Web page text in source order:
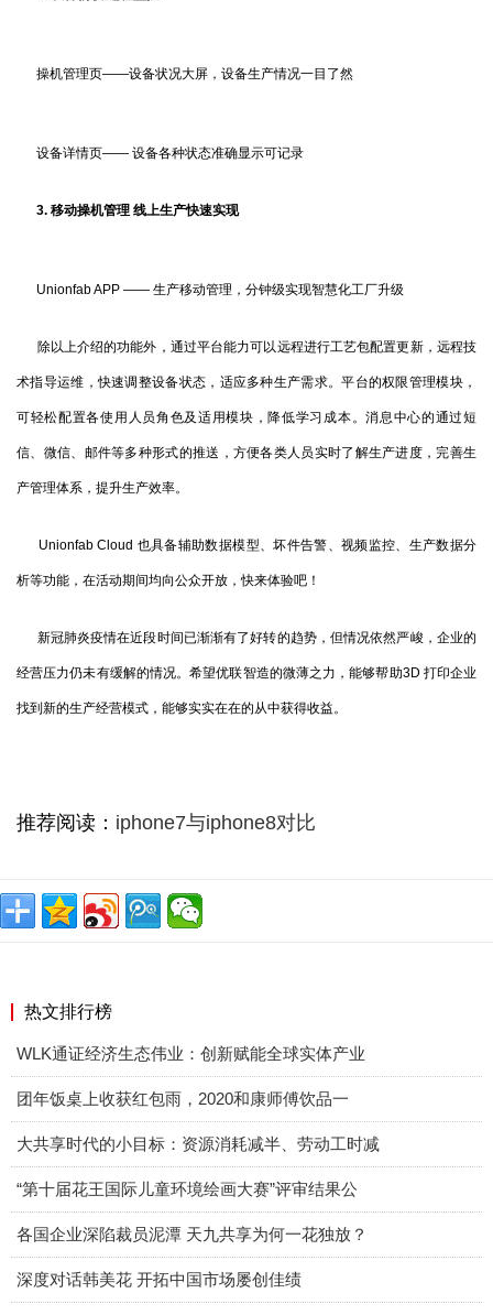
操机管理页——设备状况大屏，设备生产情况一目了然
设备详情页—— 设备各种状态准确显示可记录
3. 移动操机管理 线上生产快速实现
Unionfab APP —— 生产移动管理，分钟级实现智慧化工厂升级
除以上介绍的功能外，通过平台能力可以远程进行工艺包配置更新，远程技
术指导运维，快速调整设备状态，适应多种生产需求。平台的权限管理模块，
可轻松配置各使用人员角色及适用模块，降低学习成本。消息中心的通过短
信、微信、邮件等多种形式的推送，方便各类人员实时了解生产进度，完善生
产管理体系，提升生产效率。
Unionfab Cloud 也具备辅助数据模型、坏件告警、视频监控、生产数据分
析等功能，在活动期间均向公众开放，快来体验吧！
新冠肺炎疫情在近段时间已渐渐有了好转的趋势，但情况依然严峻，企业的
经营压力仍未有缓解的情况。希望优联智造的微薄之力，能够帮助3D 打印企业
找到新的生产经营模式，能够实实在在的从中获得收益。
推荐阅读： iphone7与iphone8对比
热文排行榜
WLK通证经济生态伟业：创新赋能全球实体产业
团年饭桌上收获红包雨，2020和康师傅饮品一
大共享时代的小目标：资源消耗减半、劳动工时减
“第十届花王国际儿童环境绘画大赛”评审结果公
各国企业深陷裁员泥潭 天九共享为何一花独放？
深度对话韩美花 开拓中国市场屡创佳绩